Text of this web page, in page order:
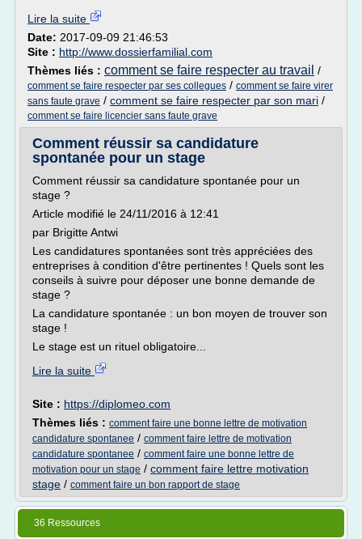
Lire la suite
Date: 2017-09-09 21:46:53
Site : http://www.dossierfamilial.com
Thèmes liés : comment se faire respecter au travail /
comment se faire respecter par ses collegues / comment se faire virer
sans faute grave / comment se faire respecter par son mari /
comment se faire licencier sans faute grave
Comment réussir sa candidature
spontanée pour un stage
Comment réussir sa candidature spontanée pour un
stage ?
Article modifié le 24/11/2016 à 12:41
par Brigitte Antwi
Les candidatures spontanées sont très appréciées des
entreprises à condition d'être pertinentes ! Quels sont les
conseils à suivre pour déposer une bonne demande de
stage ?
La candidature spontanée : un bon moyen de trouver son
stage !
Le stage est un rituel obligatoire...
Lire la suite
Site : https://diplomeo.com
Thèmes liés : comment faire une bonne lettre de motivation
candidature spontanee / comment faire lettre de motivation
candidature spontanee / comment faire une bonne lettre de
motivation pour un stage / comment faire lettre motivation
stage / comment faire un bon rapport de stage
36 Ressources